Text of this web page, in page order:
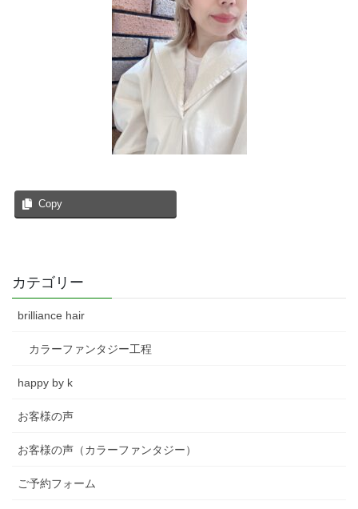
Copy
カテゴリー
brilliance hair
カラーファンタジー工程
happy by k
お客様の声
お客様の声（カラーファンタジー）
ご予約フォーム